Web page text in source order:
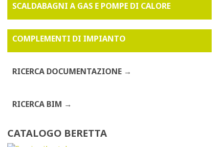
SCALDABAGNI A GAS E POMPE DI CALORE
COMPLEMENTI DI IMPIANTO
RICERCA DOCUMENTAZIONE
RICERCA BIM
CATALOGO BERETTA